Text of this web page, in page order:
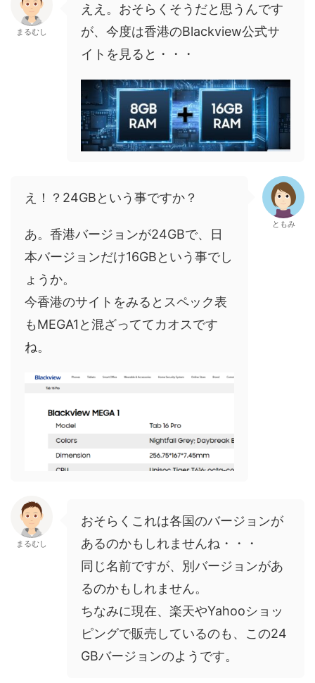
まるむし
ええ。おそらくそうだと思うんです
が、今度は香港のBlackview公式サ
イトを見ると・・・
え！？24GBという事ですか？
あ。香港バージョンが24GBで、日
本バージョンだけ16GBという事でし
ょうか。
今香港のサイトをみるとスペック表
もMEGA1と混ざっててカオスです
ね。
ともみ
まるむし
おそらくこれは各国のバージョンが
あるのかもしれませんね・・・
同じ名前ですが、別バージョンがあ
るのかもしれません。
ちなみに現在、楽天やYahooショッ
ピングで販売しているのも、この24
GBバージョンのようです。